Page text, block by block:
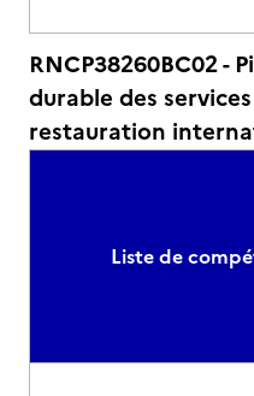
RNCP38260BC02 -
durable des
restauration
Liste de